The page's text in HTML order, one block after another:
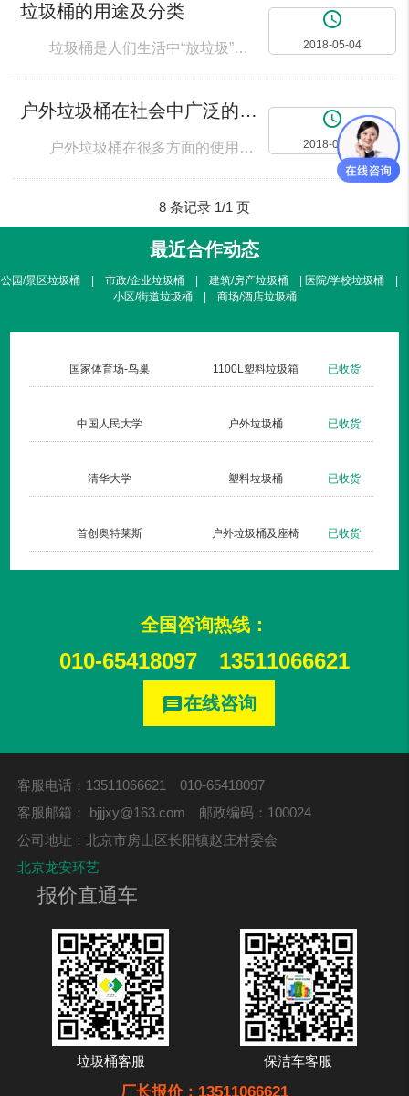
垃圾桶的用途及分类
垃圾桶是人们生活中“放垃圾”的容器。 垃圾桶又可叫做垃圾箱，就使用场合可分为户外垃圾桶和家庭垃圾桶。就盛放垃圾形式可分为独立垃圾桶和分类垃圾桶。就加工材料可分为塑料垃圾桶、不锈钢垃圾桶、陶瓷垃圾桶、木质垃圾桶、水泥垃圾桶和纸浆垃圾桶等等。一、公共垃圾桶 对环境有特殊的要求：在室外自然条件下能耐高低温，有足够的机械强度和良好的冲击韧性。易清洁能够与环境融合。如不锈钢垃圾桶，钢木垃
access_time
2018-05-04
户外垃圾桶在社会中广泛的使用
户外垃圾桶在很多方面的使用中，都是诠释出了较多的优势，在对待着一些特定的结构上垃圾桶都是承载了我们生活中很多的健康与幸福，更为完整的展现出了对待生活中的另一种态度。 在面向着户外垃圾桶的实施中，我们看到的，更多的是一种盛放垃圾的容器，使得我们的生活变得更加的整洁与干净，在对待一些不同的环境下，也可以实践出较为真诚的价值，清洁了我们身边很多的健康生活，有着极为显著的功效。 生活中，在进行很多
access_time
2018-05-04
8 条记录 1/1 页
最近合作动态
公园/景区垃圾桶 | 市政/企业垃圾桶 | 建筑/房产垃圾桶 | 医院/学校垃圾桶 |
小区/街道垃圾桶 | 商场/酒店垃圾桶
国家体育场-鸟巢 1100L塑料垃圾箱 已收货
中国人民大学 户外垃圾桶 已收货
清华大学 塑料垃圾桶 已收货
首创奥特莱斯 户外垃圾桶及座椅 已收货
全国咨询热线：
010-65418097 13511066621
message在线咨询
客服电话：13511066621 010-65418097
客服邮箱： bjjjxy@163.com 邮政编码：100024
公司地址：北京市房山区长阳镇赵庄村委会
北京龙安环艺
报价直通车
垃圾桶客服 保洁车客服
厂长报价：13511066621